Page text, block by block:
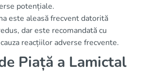
potențiale.
este aleasă frecvent datorită
dar este recomandată cu
reacțiilor adverse frecvente.
Piață a Lamictal